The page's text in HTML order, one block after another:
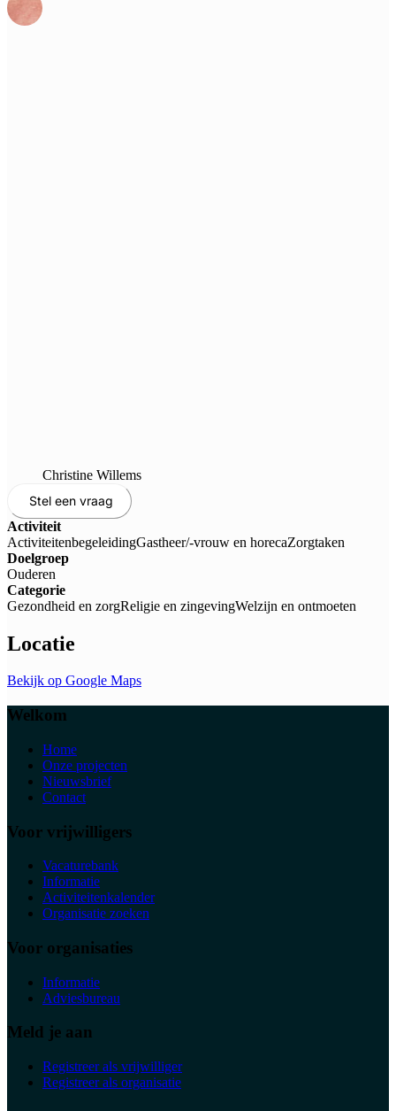
Christine Willems
Stel een vraag
Activiteit
ActiviteitenbegeleidingGastheer/-vrouw en horecaZorgtaken
Doelgroep
Ouderen
Categorie
Gezondheid en zorgReligie en zingevingWelzijn en ontmoeten
Locatie
Bekijk op Google Maps
Welkom
Home
Onze projecten
Nieuwsbrief
Contact
Voor vrijwilligers
Vacaturebank
Informatie
Activiteitenkalender
Organisatie zoeken
Voor organisaties
Informatie
Adviesbureau
Meld je aan
Registreer als vrijwilliger
Registreer als organisatie